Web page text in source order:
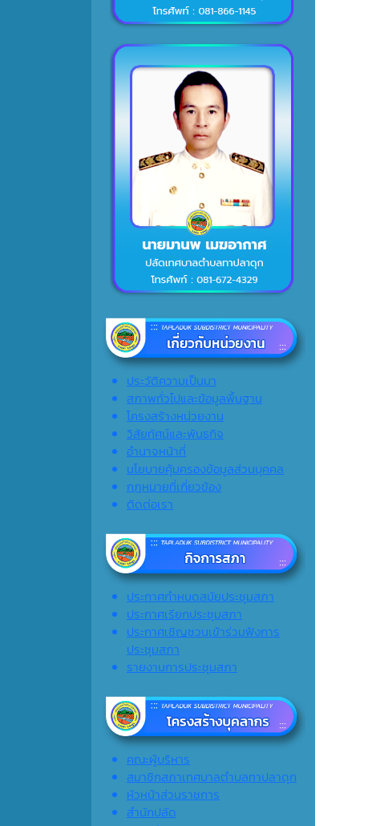
ประวัติความเป็นมา
สภาพทั่วไปและข้อมูลพื้นฐาน
โครงสร้างหน่วยงาน
วิสัยทัศน์และพันธกิจ
อำนาจหน้าที่
นโยบายคุ้มครองข้อมูลส่วนบุคคล
กฎหมายที่เกี่ยวข้อง
ติดต่อเรา
ประกาศกำหนดสมัยประชุมสภา
ประกาศเรียกประชุมสภา
ประกาศเชิญชวนเข้าร่วมฟังการ
ประชุมสภา
รายงานการประชุมสภา
คณะผู้บริหาร
สมาชิกสภาเทศบาลตำบลทาปลาดุก
หัวหน้าส่วนราชการ
สำนักปลัด